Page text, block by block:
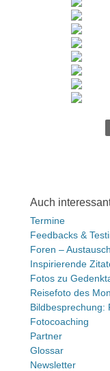
Auch
Termine
Feedbacks &
Foren – Austausch
Inspirierende
Fotos zu
Reisefoto des
Bildbesprechung:
Fotocoaching
Partner
Glossar
Newsletter